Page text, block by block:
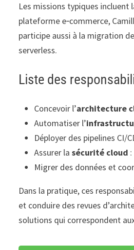
Les missions typiques incluent
plateforme e‑commerce,
participe aussi à la migration
serverless.
Liste des
Concevoir l’architecture
Automatiser l’
Déployer des pipelines CI/
Assurer lasécurité cloud
Migrer des données et
Dans la pratique, ces
et conduire des revues
solutions qui correspondent